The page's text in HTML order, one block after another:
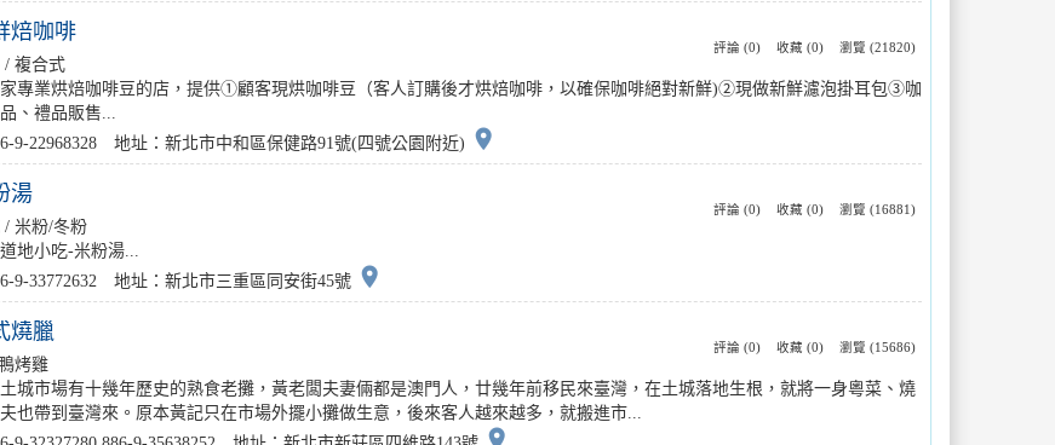
評論 (0) 收藏 (0) 瀏覽 (21820)
焙咖啡
/ 複合式
專業烘焙咖啡豆的店，提供①顧客現烘咖啡豆（客人訂購後才烘焙咖啡，以確保咖啡絕對新鮮)②現做新鮮濾泡掛耳包③咖
、禮品販售...
9-22968328 地址：新北市中和區保健路91號(四號公園附近) place
評論 (0) 收藏 (0) 瀏覽 (16881)
湯
/ 米粉/冬粉
地小吃-米粉湯...
9-33772632 地址：新北市三重區同安街45號 place
評論 (0) 收藏 (0) 瀏覽 (15686)
燒臘
烤雞
城市場有十幾年歷史的熟食老攤，黃老闆夫妻倆都是澳門人，廿幾年前移民來臺灣，在土城落地生根，就將一身粵菜、燒
也帶到臺灣來。原本黃記只在市場外擺小攤做生意，後來客人越來越多，就搬進市...
place